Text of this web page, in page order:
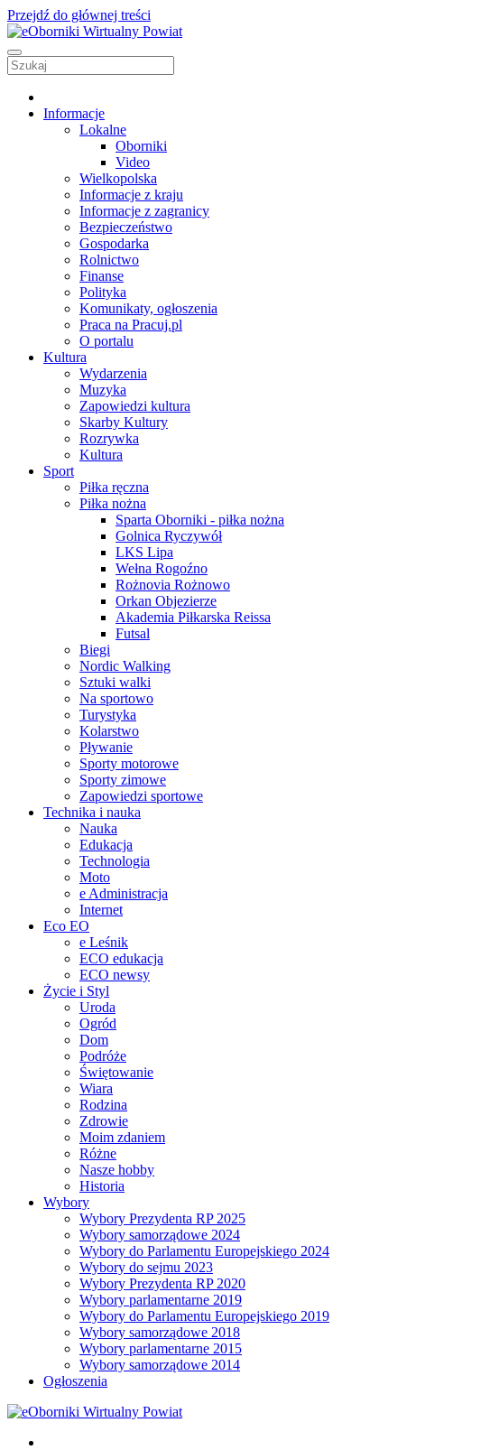
Przejdź do głównej treści
Informacje
Lokalne
Oborniki
Video
Wielkopolska
Informacje z kraju
Informacje z zagranicy
Bezpieczeństwo
Gospodarka
Rolnictwo
Finanse
Polityka
Komunikaty, ogłoszenia
Praca na Pracuj.pl
O portalu
Kultura
Wydarzenia
Muzyka
Zapowiedzi kultura
Skarby Kultury
Rozrywka
Kultura
Sport
Piłka ręczna
Piłka nożna
Sparta Oborniki - piłka nożna
Golnica Ryczywół
LKS Lipa
Wełna Rogoźno
Rożnovia Rożnowo
Orkan Objezierze
Akademia Piłkarska Reissa
Futsal
Biegi
Nordic Walking
Sztuki walki
Na sportowo
Turystyka
Kolarstwo
Pływanie
Sporty motorowe
Sporty zimowe
Zapowiedzi sportowe
Technika i nauka
Nauka
Edukacja
Technologia
Moto
e Administracja
Internet
Eco EO
e Leśnik
ECO edukacja
ECO newsy
Życie i Styl
Uroda
Ogród
Dom
Podróże
Świętowanie
Wiara
Rodzina
Zdrowie
Moim zdaniem
Różne
Nasze hobby
Historia
Wybory
Wybory Prezydenta RP 2025
Wybory samorządowe 2024
Wybory do Parlamentu Europejskiego 2024
Wybory do sejmu 2023
Wybory Prezydenta RP 2020
Wybory parlamentarne 2019
Wybory do Parlamentu Europejskiego 2019
Wybory samorządowe 2018
Wybory parlamentarne 2015
Wybory samorządowe 2014
Ogłoszenia